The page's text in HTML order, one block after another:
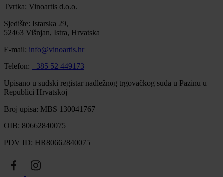
Tvrtka: Vinoartis d.o.o.
Sjedište: Istarska 29,
52463 Višnjan, Istra, Hrvatska
E-mail: info@vinoartis.hr
Telefon: +385 52 449173
Upisano u sudski registar nadležnog trgovačkog suda u Pazinu u
Republici Hrvatskoj
Broj upisa: MBS 130041767
OIB: 80662840075
PDV ID: HR80662840075